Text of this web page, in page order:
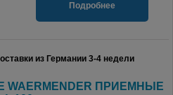
Подробнее
из Германии 3-4 недели
WAERMENDER ПРИЕМНЫЕ